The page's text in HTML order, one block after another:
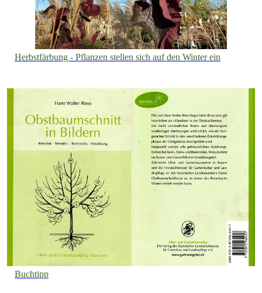
Herbstfärbung - Pflanzen stellen sich auf den Winter ein
Buchtipp